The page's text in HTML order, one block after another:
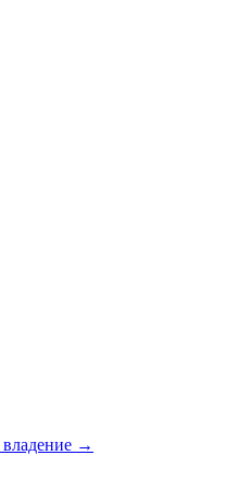
владение →